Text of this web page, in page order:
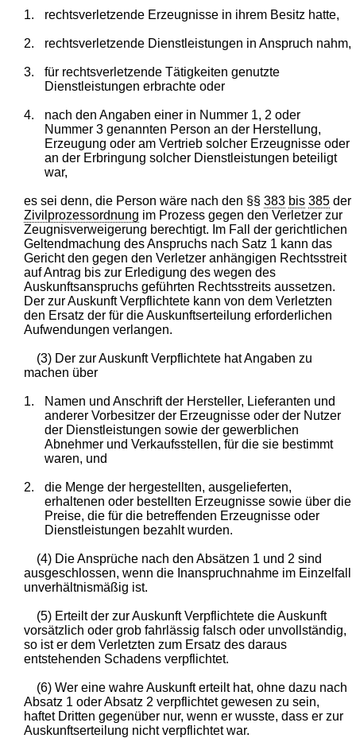
1. rechtsverletzende Erzeugnisse in ihrem Besitz hatte,
2. rechtsverletzende Dienstleistungen in Anspruch nahm,
3.
für rechtsverletzende Tätigkeiten genutzte
Dienstleistungen erbrachte oder
4.
nach den Angaben einer in Nummer 1, 2 oder
Nummer 3 genannten Person an der Herstellung,
Erzeugung oder am Vertrieb solcher Erzeugnisse oder
an der Erbringung solcher Dienstleistungen beteiligt
war,
es sei denn, die Person wäre nach den §§383 bis 385 der
Zivilprozessordnung im Prozess gegen den Verletzer zur
Zeugnisverweigerung berechtigt. Im Fall der gerichtlichen
Geltendmachung des Anspruchs nach Satz 1 kann das
Gericht den gegen den Verletzer anhängigen Rechtsstreit
auf Antrag bis zur Erledigung des wegen des
Auskunftsanspruchs geführten Rechtsstreits aussetzen.
Der zur Auskunft Verpflichtete kann von dem Verletzten
den Ersatz der für die Auskunftserteilung erforderlichen
Aufwendungen verlangen.
(3) Der zur Auskunft Verpflichtete hat Angaben zu
machen über
1.
Namen und Anschrift der Hersteller, Lieferanten und
anderer Vorbesitzer der Erzeugnisse oder der Nutzer
der Dienstleistungen sowie der gewerblichen
Abnehmer und Verkaufsstellen, für die sie bestimmt
waren, und
2.
die Menge der hergestellten, ausgelieferten,
erhaltenen oder bestellten Erzeugnisse sowie über die
Preise, die für die betreffenden Erzeugnisse oder
Dienstleistungen bezahlt wurden.
(4) Die Ansprüche nach den Absätzen 1 und 2 sind
ausgeschlossen, wenn die Inanspruchnahme im Einzelfall
unverhältnismäßig ist.
(5) Erteilt der zur Auskunft Verpflichtete die Auskunft
vorsätzlich oder grob fahrlässig falsch oder unvollständig,
so ist er dem Verletzten zum Ersatz des daraus
entstehenden Schadens verpflichtet.
(6) Wer eine wahre Auskunft erteilt hat, ohne dazu nach
Absatz 1 oder Absatz 2 verpflichtet gewesen zu sein,
haftet Dritten gegenüber nur, wenn er wusste, dass er zur
Auskunftserteilung nicht verpflichtet war.